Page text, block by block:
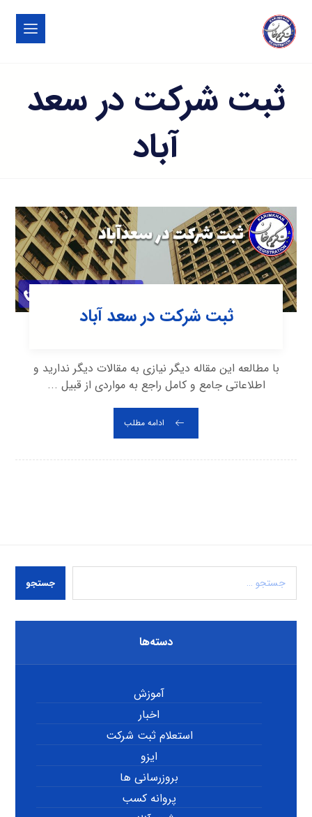
ثبت شرکت در سعد
آباد
ثبت شرکت در سعد آباد
با مطالعه این مقاله دیگر نیازی به مقالات دیگر ندارید و
اطلاعاتی جامع و کامل راجع به مواردی از قبیل ...
ادامه مطلب
جستجو
دسته‌ها
آموزش
اخبار
استعلام ثبت شرکت
ایزو
بروزرسانی ها
پروانه کسب